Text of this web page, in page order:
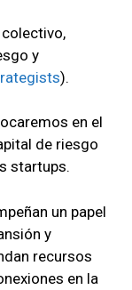
y
).
en el
de riesgo
startups.
un papel
y
recursos
en la